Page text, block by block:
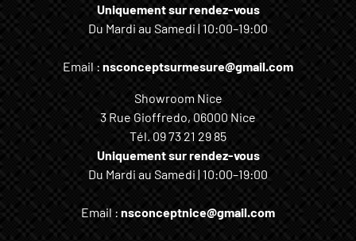
Uniquement sur rendez-vous
Du Mardi au Samedi | 10:00–19:00
Email : nsconceptsurmesure@gmail.com
Showroom Nice
3 Rue Gioffredo, 06000 Nice
Tél. 09 73 21 29 85
Uniquement sur rendez-vous
Du Mardi au Samedi | 10:00–19:00
Email : nsconceptnice@gmail.com